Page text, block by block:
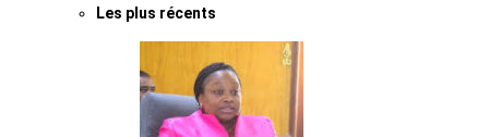
Les plus récents